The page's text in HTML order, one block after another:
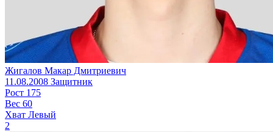
Жигалов Макар Дмитриевич
11.08.2008 Защитник
Рост 175
Вес 60
Хват Левый
2